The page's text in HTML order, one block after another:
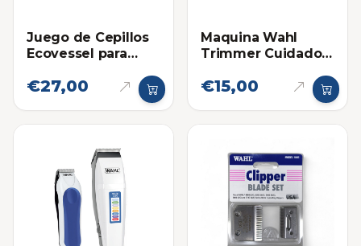
Juego de Cepillos
Ecovessel para
€27,00
Maquina Wahl
Trimmer Cuidado
y Orejas
€15,00